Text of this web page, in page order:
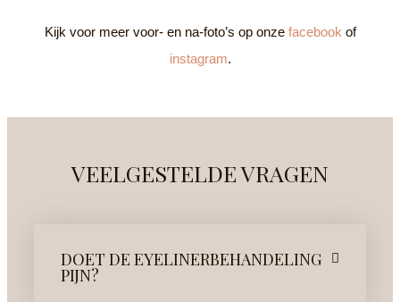
Kijk voor meer voor- en na-foto’s op onze facebook of
instagram.
VEELGESTELDE VRAGEN
DOET DE EYELINERBEHANDELING
PIJN?